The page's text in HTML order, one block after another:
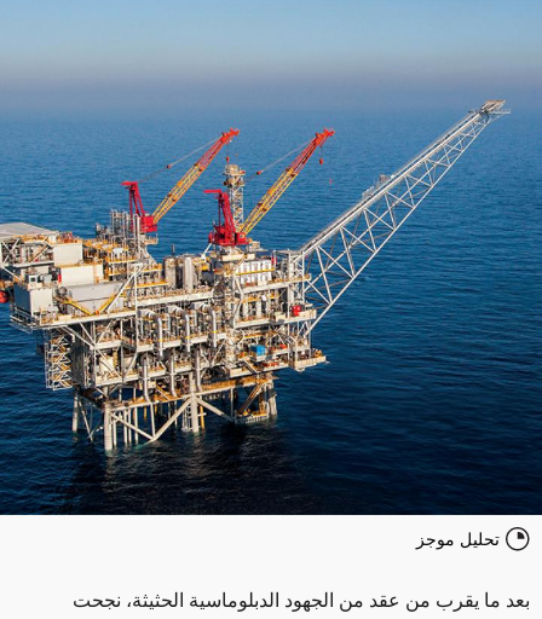
تحليل موجز
بعد ما يقرب من عقد من الجهود الدبلوماسية الحثيثة، نجحت